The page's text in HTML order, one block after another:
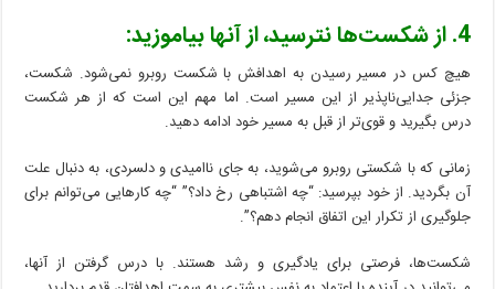
4. از شکست‌ها نترسید، از آنها بیاموزید:
هیچ کس در مسیر رسیدن به اهدافش با شکست روبرو نمی‌شود. شکست،
جزئی جدایی‌ناپذیر از این مسیر است. اما مهم این است که از هر شکست
درس بگیرید و قوی‌تر از قبل به مسیر خود ادامه دهید.
زمانی که با شکستی روبرو می‌شوید، به جای ناامیدی و دلسردی، به دنبال علت
آن بگردید. از خود بپرسید: “چه اشتباهی رخ داد؟” “چه کارهایی می‌توانم برای
جلوگیری از تکرار این اتفاق انجام دهم؟”.
شکست‌ها، فرصتی برای یادگیری و رشد هستند. با درس گرفتن از آنها،